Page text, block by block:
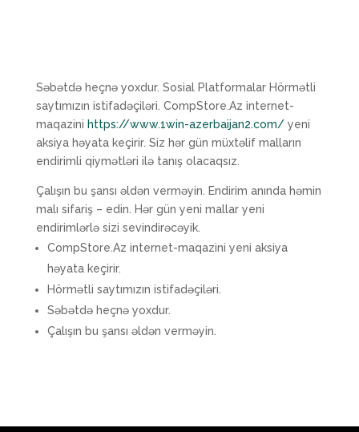
Səbətdə heçnə yoxdur. Sosial Platformalar Hörmətli
saytımızın istifadəçiləri. CompStore.Az internet-
maqazini https://www.1win-azerbaijan2.com/yeni
aksiya həyata keçirir. Siz hər gün müxtəlif malların
endirimli qiymətləri ilə tanış olacaqsız.
Çalışın bu şansı əldən verməyin. Endirim anında həmin
malı sifariş – edin. Hər gün yeni mallar yeni
endirimlərlə sizi sevindirəcəyik.
CompStore.Az internet-maqazini yeni aksiya
həyata keçirir.
Hörmətli saytımızın istifadəçiləri.
Səbətdə heçnə yoxdur.
Çalışın bu şansı əldən verməyin.